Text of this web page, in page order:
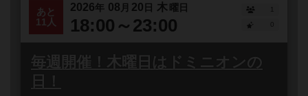
あと
11人
2026年 08 月 20 日 木曜日
18:00～23:00
1
毎週開催！木曜日はドミニオンの
日！